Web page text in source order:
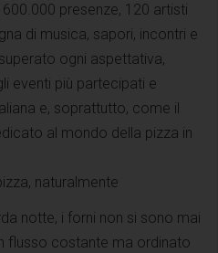
presenze, 120 artisti
di musica, sapori, incontri e
ogni aspettativa,
eventi più partecipati e
e, soprattutto, come il
al mondo della pizza in
naturalmente
notte, i forni non si sono mai
flusso costante ma ordinato